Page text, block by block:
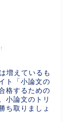
増えているも
ト「小論文の
格するための
小論文のトリ
ち取りましょ